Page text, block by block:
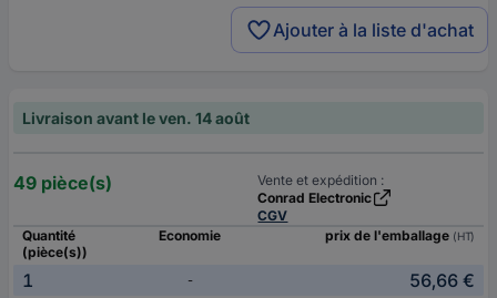
Ajouter à la liste d'achat
Livraison avant le ven. 14 août
49 pièce(s)
Vente et expédition :
Conrad Electronic
CGV
Quantité
(pièce(s))
Economie prix de l'emballage (HT)
1 -
56,66 €